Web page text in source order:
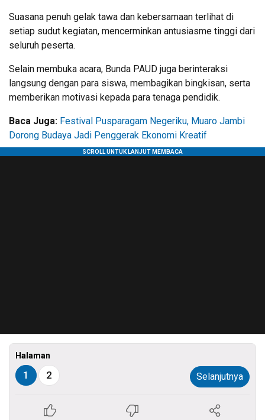
Suasana penuh gelak tawa dan kebersamaan terlihat di
setiap sudut kegiatan, mencerminkan antusiasme tinggi dari
seluruh peserta.
Selain membuka acara, Bunda PAUD juga berinteraksi
langsung dengan para siswa, membagikan bingkisan, serta
memberikan motivasi kepada para tenaga pendidik.
Baca Juga: Festival Pusparagam Negeriku, Muaro Jambi
Dorong Budaya Jadi Penggerak Ekonomi Kreatif
Halaman
1 2 Selanjutnya